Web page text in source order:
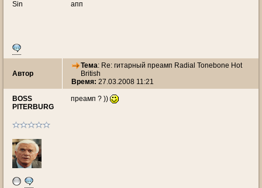
Sin апп
Автор
Тема: Re: гитарный преамп Radial Tonebone Hot
British
Время: 27.03.2008 11:21
BOSS
PITERBURG
преамп ? ))